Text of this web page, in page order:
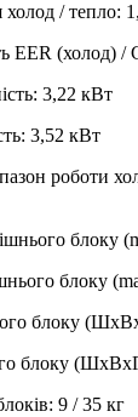
/ тепло:
EER (холод)
: 3,22 кВт
: 3,52 кВт
роботи
блоку
блоку
блоку
блоку
: 9 / 35 кг